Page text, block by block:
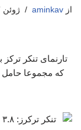
از aminkav ژوئن 17, 2026
تارنمای تنکر